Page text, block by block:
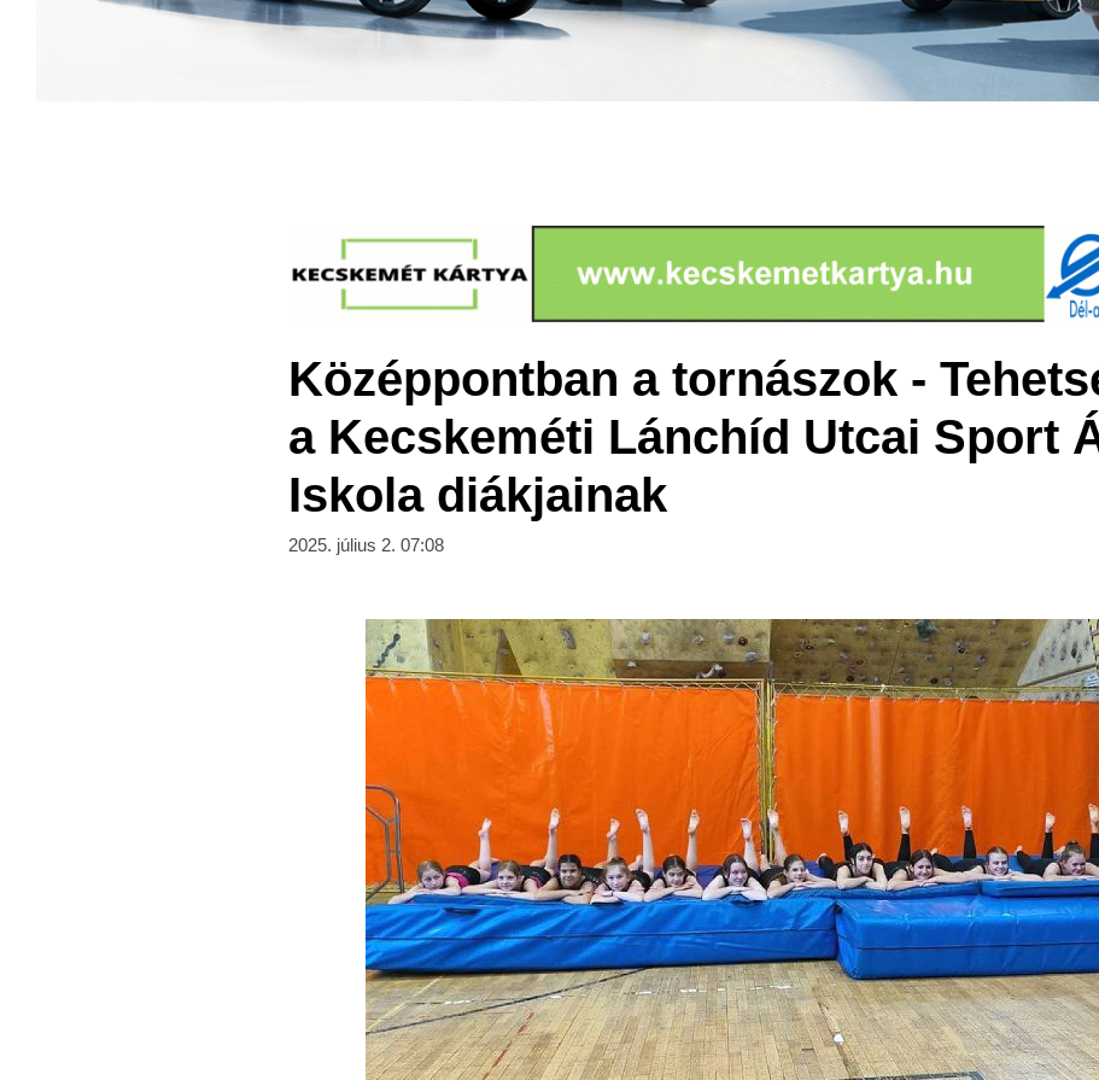
Középpontban a tornászok -
a Kecskeméti Lánchíd Utcai Sport
Iskola diákjainak
2025. július 2. 07:08